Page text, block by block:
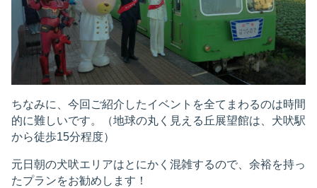
ちなみに、今回ご紹介したイベントを全てまわるのは時間
的に難しいです。（地球の丸く見える丘展望館は、犬吠駅
から徒歩15分程度）
元日朝の犬吠エリアはとにかく混雑するので、余裕を持っ
たプランをお勧めします！